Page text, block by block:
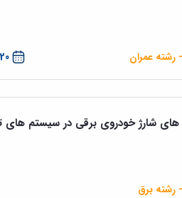
20 مهر 1401 ساعت 12 رشته عمران
های شارژ خودروی برقی در سیستم های
رشته برق